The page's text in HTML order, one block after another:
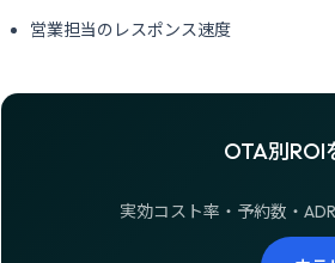
営業担当のレスポンス速度
OTA別ROI
実効コスト率・予約数・